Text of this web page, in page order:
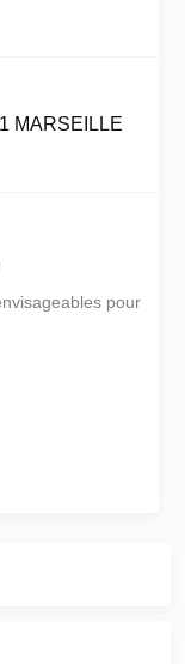
MARSEILLE
pour